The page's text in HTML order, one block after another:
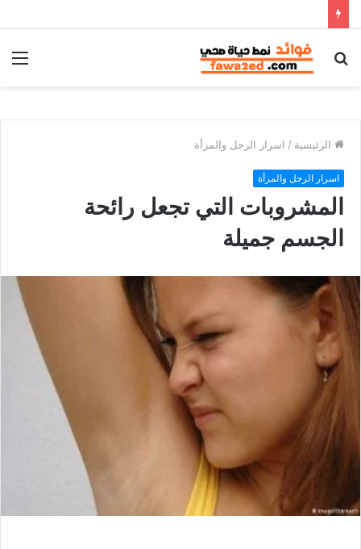
بحث
الرئيسية / اسرار الرجل والمرأة
اسرار الرجل والمرأة
المشروبات التي تجعل رائحة
الجسم جميلة